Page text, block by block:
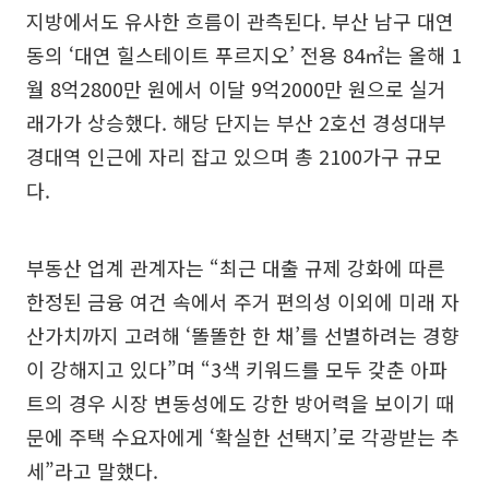
지방에서도 유사한 흐름이 관측된다. 부산 남구 대연
동의 ‘대연 힐스테이트 푸르지오’ 전용 84㎡는 올해 1
월 8억2800만 원에서 이달 9억2000만 원으로 실거
래가가 상승했다. 해당 단지는 부산 2호선 경성대부
경대역 인근에 자리 잡고 있으며 총 2100가구 규모
다.
부동산 업계 관계자는 “최근 대출 규제 강화에 따른
한정된 금융 여건 속에서 주거 편의성 이외에 미래 자
산가치까지 고려해 ‘똘똘한 한 채’를 선별하려는 경향
이 강해지고 있다”며 “3색 키워드를 모두 갖춘 아파
트의 경우 시장 변동성에도 강한 방어력을 보이기 때
문에 주택 수요자에게 ‘확실한 선택지’로 각광받는 추
세”라고 말했다.